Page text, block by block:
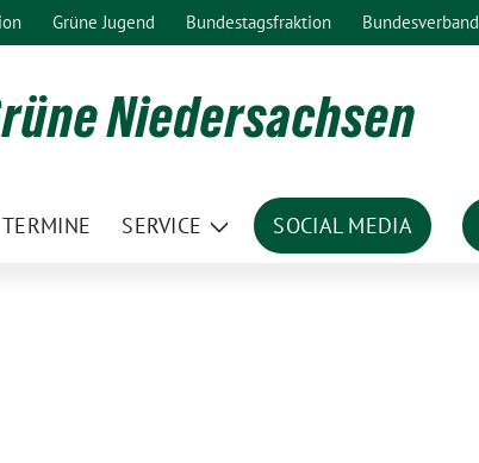
Grüne Jugend Bundestagsfraktion Bundesverband
Niedersachsen
TERMINE SERVICE
Zeige
SOCIAL MEDIA